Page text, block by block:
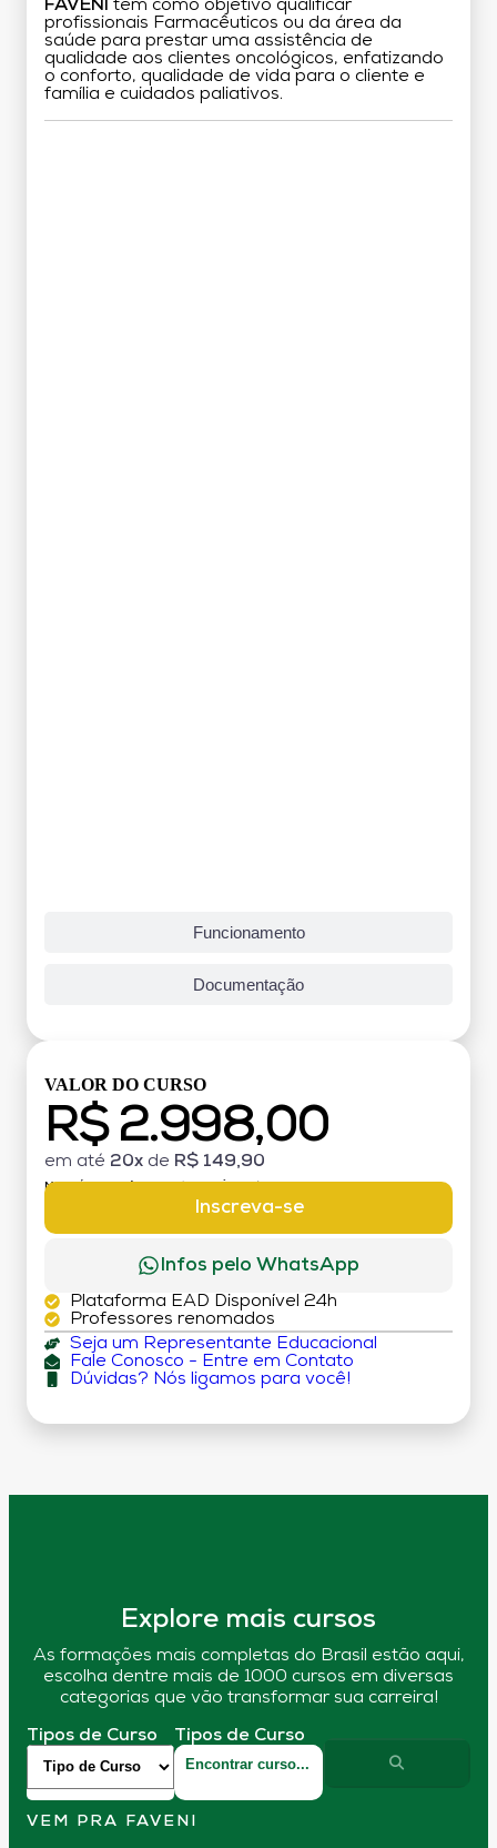
FAVENI
tem como objetivo qualificar
profissionais Farmacêuticos ou da área da
saúde para prestar uma assistência de
qualidade aos clientes oncológicos, enfatizando
o conforto, qualidade de vida para o cliente e
família e cuidados paliativos.
Funcionamento
Documentação
VALOR DO CURSO
R$ 2.998,00
em até 20x de R$ 149,90
MATRÍCULA:
Inscreva-se
Infos pelo WhatsApp
Plataforma EAD Disponível 24h
Professores renomados
Seja um Representante Educacional
Fale Conosco - Entre em Contato
Dúvidas? Nós ligamos para você!
Explore mais cursos
As formações mais completas do Brasil estão aqui,
escolha dentre mais de 1000 cursos em diversas
categorias que vão transformar sua carreira!
Tipos de Curso Tipos de Curso
VEM PRA FAVENI